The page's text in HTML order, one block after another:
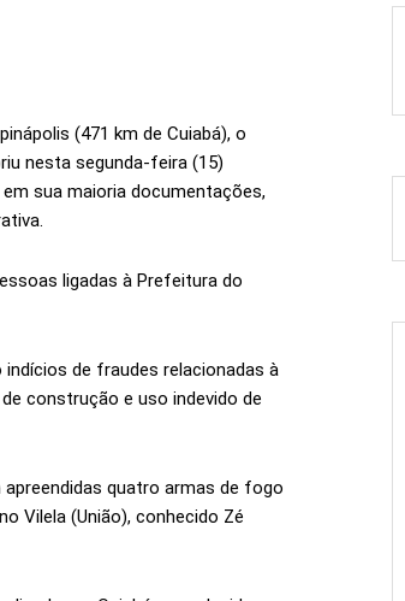
(471 km de Cuiabá), o
nesta segunda-feira (15)
sua maioria documentações,
ligadas à Prefeitura do
de fraudes relacionadas à
construção e uso indevido de
quatro armas de fogo
Vilela (União), conhecido Zé